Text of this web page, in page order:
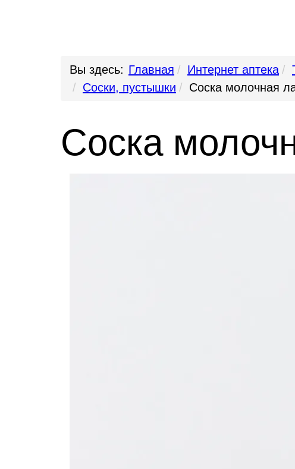
Вы здесь: Главная Интернет аптека
Соски, пустышки
Соска молочная
Соска